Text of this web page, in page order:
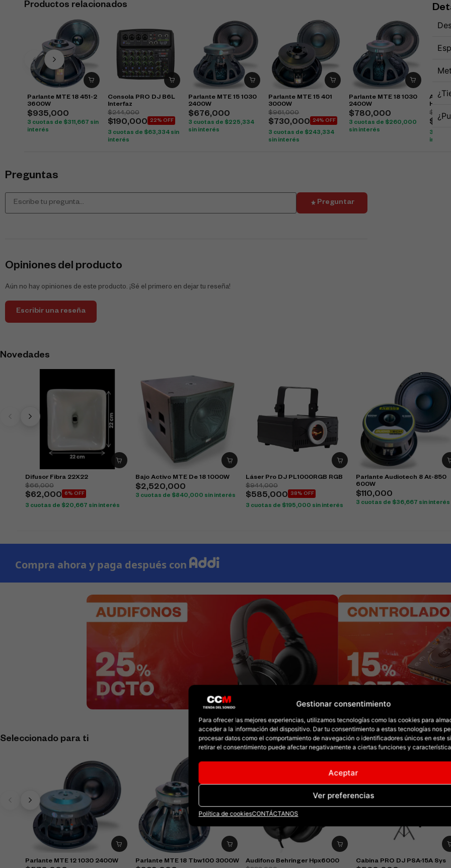
Gestionar consentimiento
Para ofrecer las mejores experiencias, utilizamos tecnologías como las cookies para
acceder a la información del dispositivo. Dar tu consentimiento a estas tecnologías nos
procesar datos como el comportamiento de navegación o identificadores únicos en este
retirar el consentimiento puede afectar negativamente a ciertas funciones y
Aceptar
Ver preferencias
Política de cookiesCONTÁCTANOS
Productos relacionados
Parlante MTE 18 451-2
3600W
$935,000
3 cuotas de $311,667 sin
interés
Consola PRO DJ B6L
Interfaz
$244,000
$190,000 22% OFF
3 cuotas de $63,334sin
interés
Parlante MTE 15 1030
2400W
$676,000
3 cuotas de $225,334
sin interés
Parlante MTE 15 401
3000W
$961,000
$ 730,000 24% OFF
3 cuotas de $243,334
sin interés
Parlante MTE 18 1030
2400W
$ 780,000
3 cuotas de $260,000
sin interés
$
$
3
interés
Preguntas
Preguntar
Opiniones del producto
Aún no hay opiniones de este producto. ¡Sé el primero en dejar tu reseña!
Escribir una reseña
Novedades
Difusor Fibra 22X22
$66,000
$62,000 6% OFF
3 cuotas de $20,667 sin interés
Bajo Activo MTE De 18 1000W
$2,520,000
3 cuotas de $840,000 sin interés
Láser Pro DJ PL1000RGB RGB
$944,000
$585,000 38% OFF
3 cuotas de $195,000 sin interés
Parlante Audiotech 8 At-850
600W
$110,000
3 cuotas de $36,667 sin interés
Seleccionado para ti
Parlante MTE 12 1030 2400W Parlante MTE 18 Tbw100 3000W
Audifono Behringer Hpx6000
Cabina PRO DJ PSA-15A Sys